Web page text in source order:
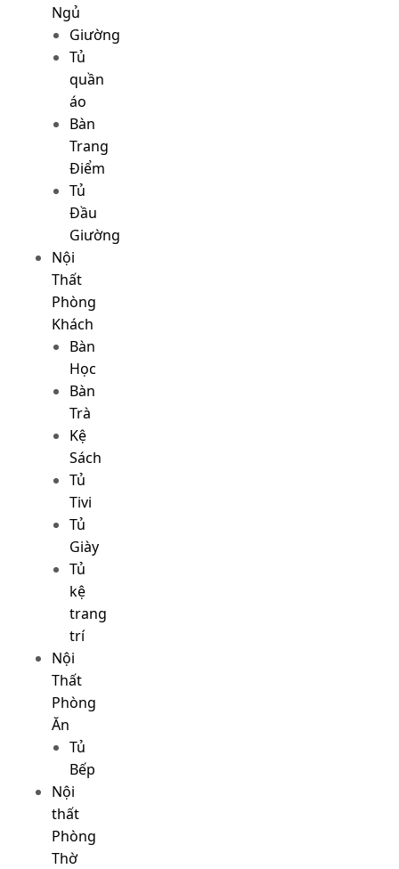
Ngủ
Giường
Tủ
quần
áo
Bàn
Trang
Điểm
Tủ
Đầu
Giường
Nội
Thất
Phòng
Khách
Bàn
Học
Bàn
Trà
Kệ
Sách
Tủ
Tivi
Tủ
Giày
Tủ
kệ
trang
trí
Nội
Thất
Phòng
Ăn
Tủ
Bếp
Nội
thất
Phòng
Thờ